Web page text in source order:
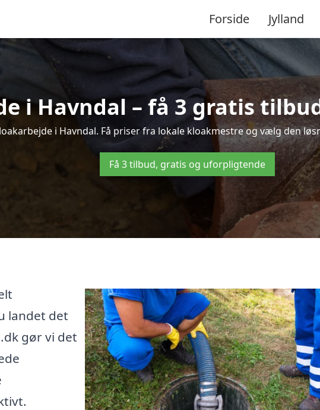
Forside Jylland
i Havndal – få 3 gratis
i Havndal. Få priser fra lokale kloakmestre og vælg den
Få 3 tilbud, gratis og uforpligtende
landet det
gør vi det